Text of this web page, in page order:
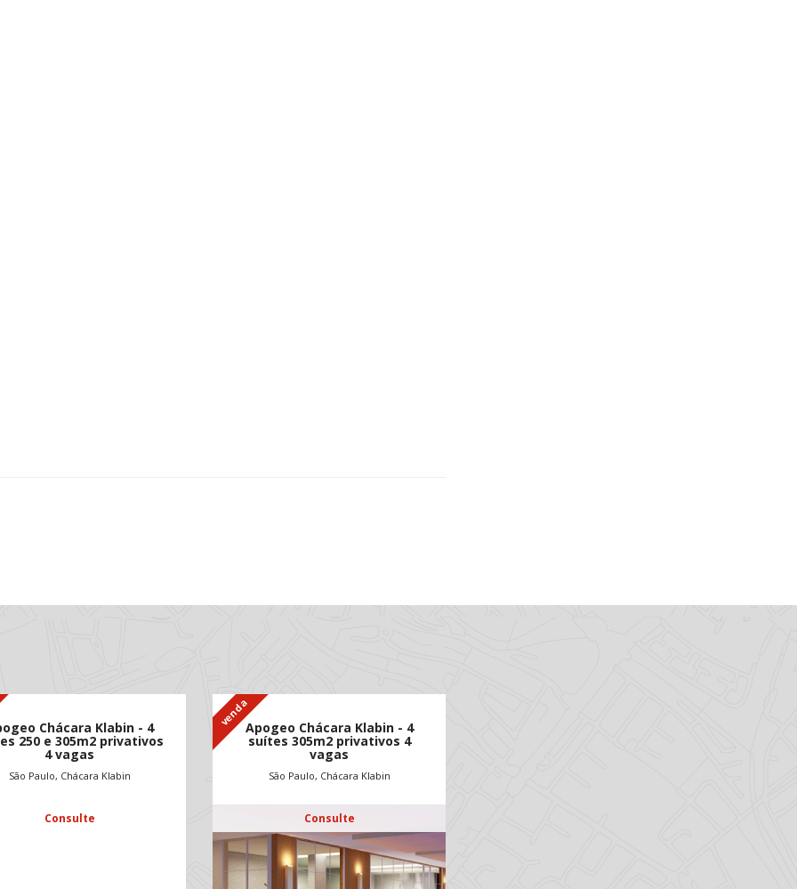
Chácara Klabin - 4
250 e 305m2 privativos
4 vagas
São Paulo, Chácara Klabin
Consulte
Apogeo Chácara Klabin - 4
suítes 305m2 privativos 4
vagas
São Paulo, Chácara Klabin
venda
Consulte